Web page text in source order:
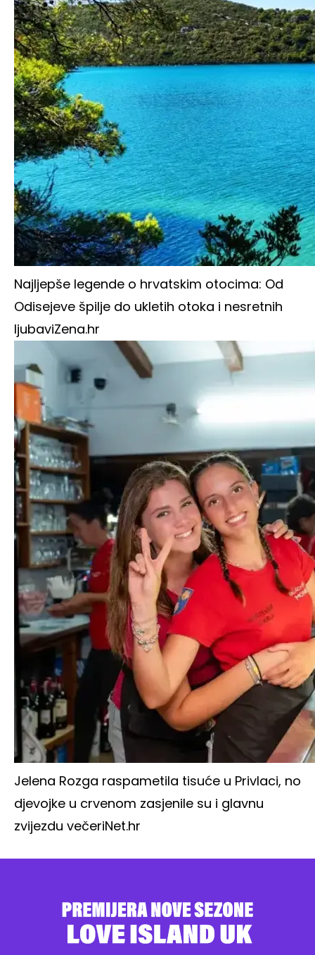
Najljepše legende o hrvatskim otocima: Od
Odisejeve špilje do ukletih otoka i nesretnih
ljubaviZena.hr
Jelena Rozga raspametila tisuće u Privlaci, no
djevojke u crvenom zasjenile su i glavnu
zvijezdu večeriNet.hr